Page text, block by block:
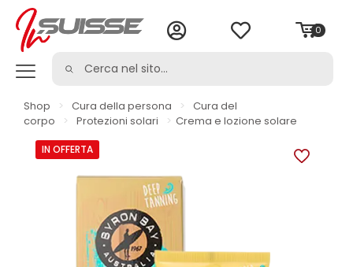
0
Shop > Cura della persona >
Cura del
corpo
> Protezioni solari > Crema e lozione solare
IN OFFERTA